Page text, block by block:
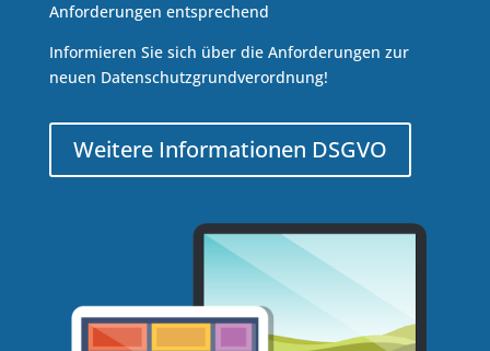
Anforderungen entsprechend
Informieren Sie sich über die Anforderungen zur
neuen Datenschutzgrundverordnung!
Weitere Informationen DSGVO